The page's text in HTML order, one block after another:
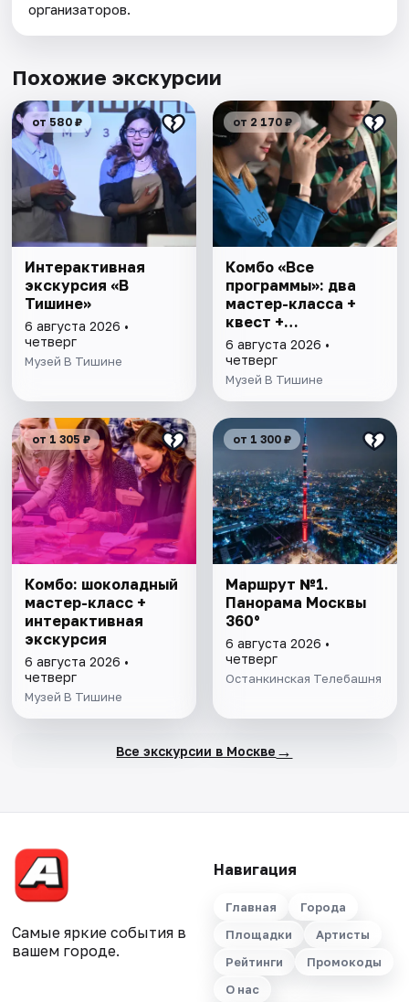
организаторов.
Похожие экскурсии
от 580 ₽
Интерактивная
экскурсия «В
Тишине»
6 августа 2026 •
четверг
Музей В Тишине
от 2 170 ₽
Комбо «Все
программы»: два
мастер-класса +
квест +
интерактивная
экскурсия
6 августа 2026 •
четверг
Музей В Тишине
от 1 305 ₽
Комбо: шоколадный
мастер-класс +
интерактивная
экскурсия
6 августа 2026 •
четверг
Музей В Тишине
от 1 300 ₽
Маршрут №1.
Панорама Москвы
360°
6 августа 2026 •
четверг
Останкинская Телебашня
Все экскурсии в Москве →
Самые яркие события в
вашем городе.
Навигация
Главная
Города
Площадки
Артисты
Рейтинги
Промокоды
О нас